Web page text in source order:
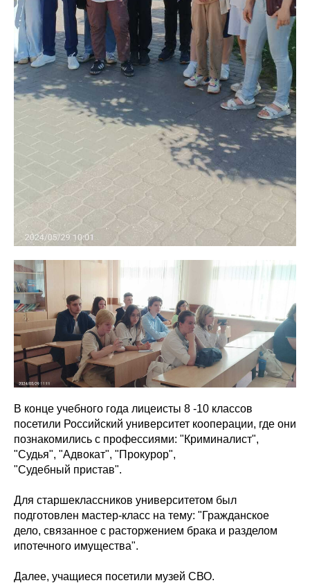
В конце учебного года лицеисты 8 -10 классов
посетили Российский университет кооперации, где они
познакомились с профессиями: "Криминалист",
"Судья", "Адвокат", "Прокурор",
"Судебный пристав".
Для старшеклассников университетом был
подготовлен мастер-класс на тему: "Гражданское
дело, связанное с расторжением брака и разделом
ипотечного имущества".
Далее, учащиеся посетили музей СВО.